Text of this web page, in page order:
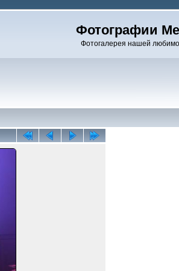
Фотографии
Фотогалерея нашей